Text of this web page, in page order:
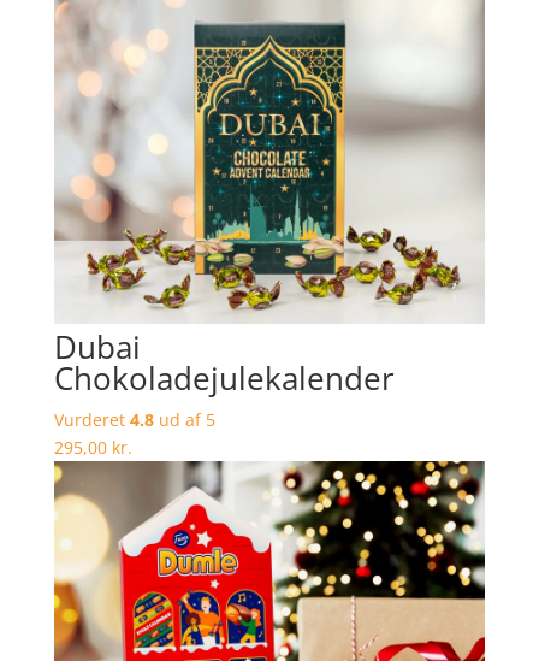
Dubai
Chokoladejulekalender
Vurderet 4.8ud af 5
295,00 kr.